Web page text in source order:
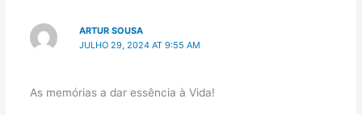
ARTUR SOUSA
JULHO 29, 2024 AT 9:55 AM
As memórias a dar essência à Vida!